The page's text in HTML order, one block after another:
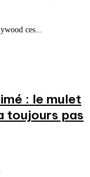
ces...
: le mulet
toujours pas